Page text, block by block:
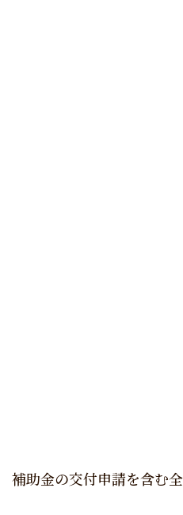
補助金の交付申請を含む